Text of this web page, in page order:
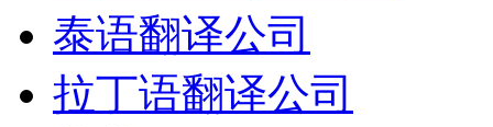
泰语翻译公司
拉丁语翻译公司